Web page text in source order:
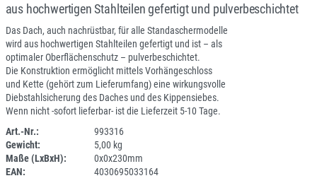
aus hochwertigen Stahlteilen gefertigt und pulverbeschichtet
Das Dach, auch nachrüstbar, für alle Standaschermodelle
wird aus hochwertigen Stahlteilen gefertigt und ist – als
optimaler Oberflächenschutz – pulverbeschichtet.
Die Konstruktion ermöglicht mittels Vorhängeschloss
und Kette (gehört zum Lieferumfang) eine wirkungsvolle
Diebstahlsicherung des Daches und des Kippensiebes.
Wenn nicht -sofort lieferbar- ist die Lieferzeit 5-10 Tage.
Art.-Nr.:
993316
Gewicht:
5,00 kg
Maße (LxBxH):
0x0x230mm
EAN:
4030695033164